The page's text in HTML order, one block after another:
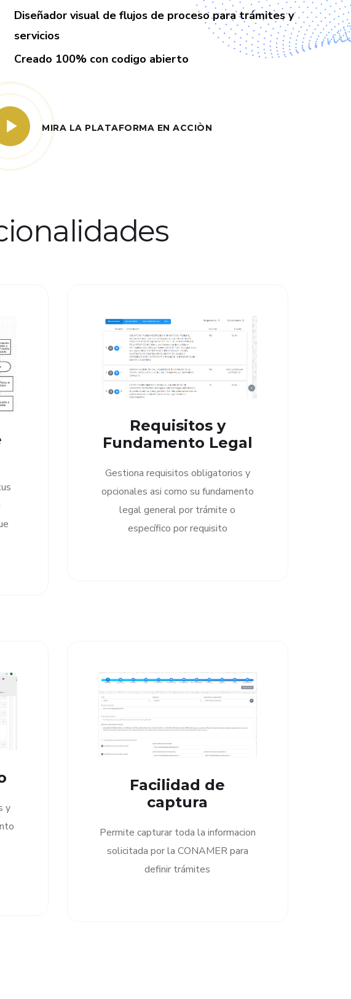
Diseñador visual de flujos de proceso para trámites y
servicios
Creado 100% con codigo abierto
MIRA LA PLATAFORMA EN ACCIÒN
Requisitos y
Fundamento Legal
Gestiona requisitos obligatorios y
opcionales asi como su fundamento
legal general por trámite o
específico por requisito
y
Facilidad de
captura
Permite capturar toda la informacion
solicitada por la CONAMER para
definir trámites